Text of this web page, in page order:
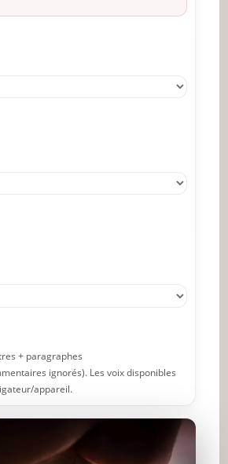
+ paragraphes
ignorés). Les voix disponibles
appareil.